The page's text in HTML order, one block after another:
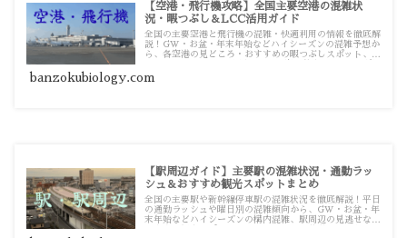
【空港・飛行機攻略】全国主要空港の混雑状
況・暇つぶし＆LCC活用ガイド
全国の主要空港と飛行機の混雑・快適利用の情報を徹底解
説！GW・お盆・年末年始などハイシーズンの混雑予想か
ら、各空港の見どころ・おすすめの暇つぶしスポット、知
しむための攻略記事一覧です。
banzokubiology.com
【駅周辺ガイド】主要駅の混雑状況・通勤ラッ
シュ＆おすすめ観光スポットまとめ
全国の主要駅や新幹線停車駅の混雑状況を徹底解説！平日
の通勤ラッシュや曜日別の混雑傾向から、GW・お盆・年
末年始などハイシーズンの構内混雑、駅周辺の見逃せない